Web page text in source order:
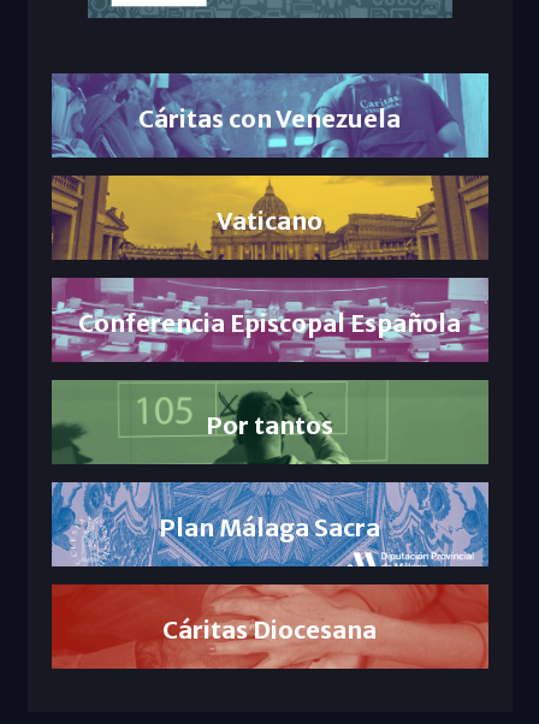
Cáritas con Venezuela
Vaticano
Conferencia Episcopal Española
Por tantos
Plan Málaga Sacra
Cáritas Diocesana